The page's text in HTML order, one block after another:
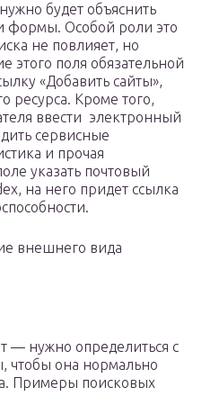
будет объяснить
формы. Особой роли это
не повлияет, но
этого поля обязательной
«Добавить сайты»,
ресурса. Кроме того,
ввести электронный
сервисные
и прочая
указать почтовый
на него придет ссылка
внешнего вида
— нужно определиться с
чтобы она нормально
Примеры поисковых